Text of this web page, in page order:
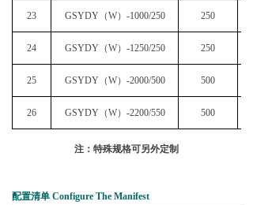
23 GSYDY（W）-1000/250 250
24 GSYDY（W）-1250/250 250
25 GSYDY（W）-2000/500 500
26 GSYDY（W）-2200/550 500
注：特殊规格可另外定制
配置清单 Configure The Manifest